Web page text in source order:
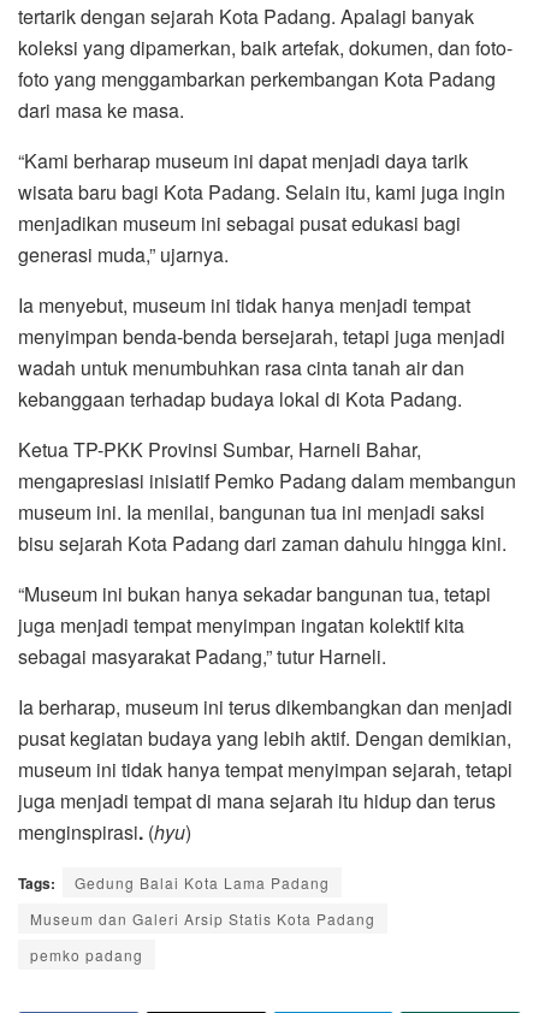
tertarik dengan sejarah Kota Padang. Apalagi banyak
koleksi yang dipamerkan, baik artefak, dokumen, dan foto-
foto yang menggambarkan perkembangan Kota Padang
dari masa ke masa.
“Kami berharap museum ini dapat menjadi daya tarik
wisata baru bagi Kota Padang. Selain itu, kami juga ingin
menjadikan museum ini sebagai pusat edukasi bagi
generasi muda,” ujarnya.
Ia menyebut, museum ini tidak hanya menjadi tempat
menyimpan benda-benda bersejarah, tetapi juga menjadi
wadah untuk menumbuhkan rasa cinta tanah air dan
kebanggaan terhadap budaya lokal di Kota Padang.
Ketua TP-PKK Provinsi Sumbar, Harneli Bahar,
mengapresiasi inisiatif Pemko Padang dalam membangun
museum ini. Ia menilai, bangunan tua ini menjadi saksi
bisu sejarah Kota Padang dari zaman dahulu hingga kini.
“Museum ini bukan hanya sekadar bangunan tua, tetapi
juga menjadi tempat menyimpan ingatan kolektif kita
sebagai masyarakat Padang,” tutur Harneli.
Ia berharap, museum ini terus dikembangkan dan menjadi
pusat kegiatan budaya yang lebih aktif. Dengan demikian,
museum ini tidak hanya tempat menyimpan sejarah, tetapi
juga menjadi tempat di mana sejarah itu hidup dan terus
menginspirasi. (hyu)
Tags:
Gedung Balai Kota Lama Padang
Museum dan Galeri Arsip Statis Kota Padang
pemko padang